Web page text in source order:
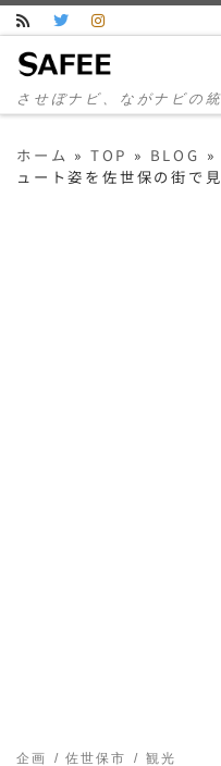
コンテンツへスキップ
させぼナビ、ながナビの
ホーム » TOP » BLOG »
ュート姿を佐世保の街で見
企画 佐世保市 観光